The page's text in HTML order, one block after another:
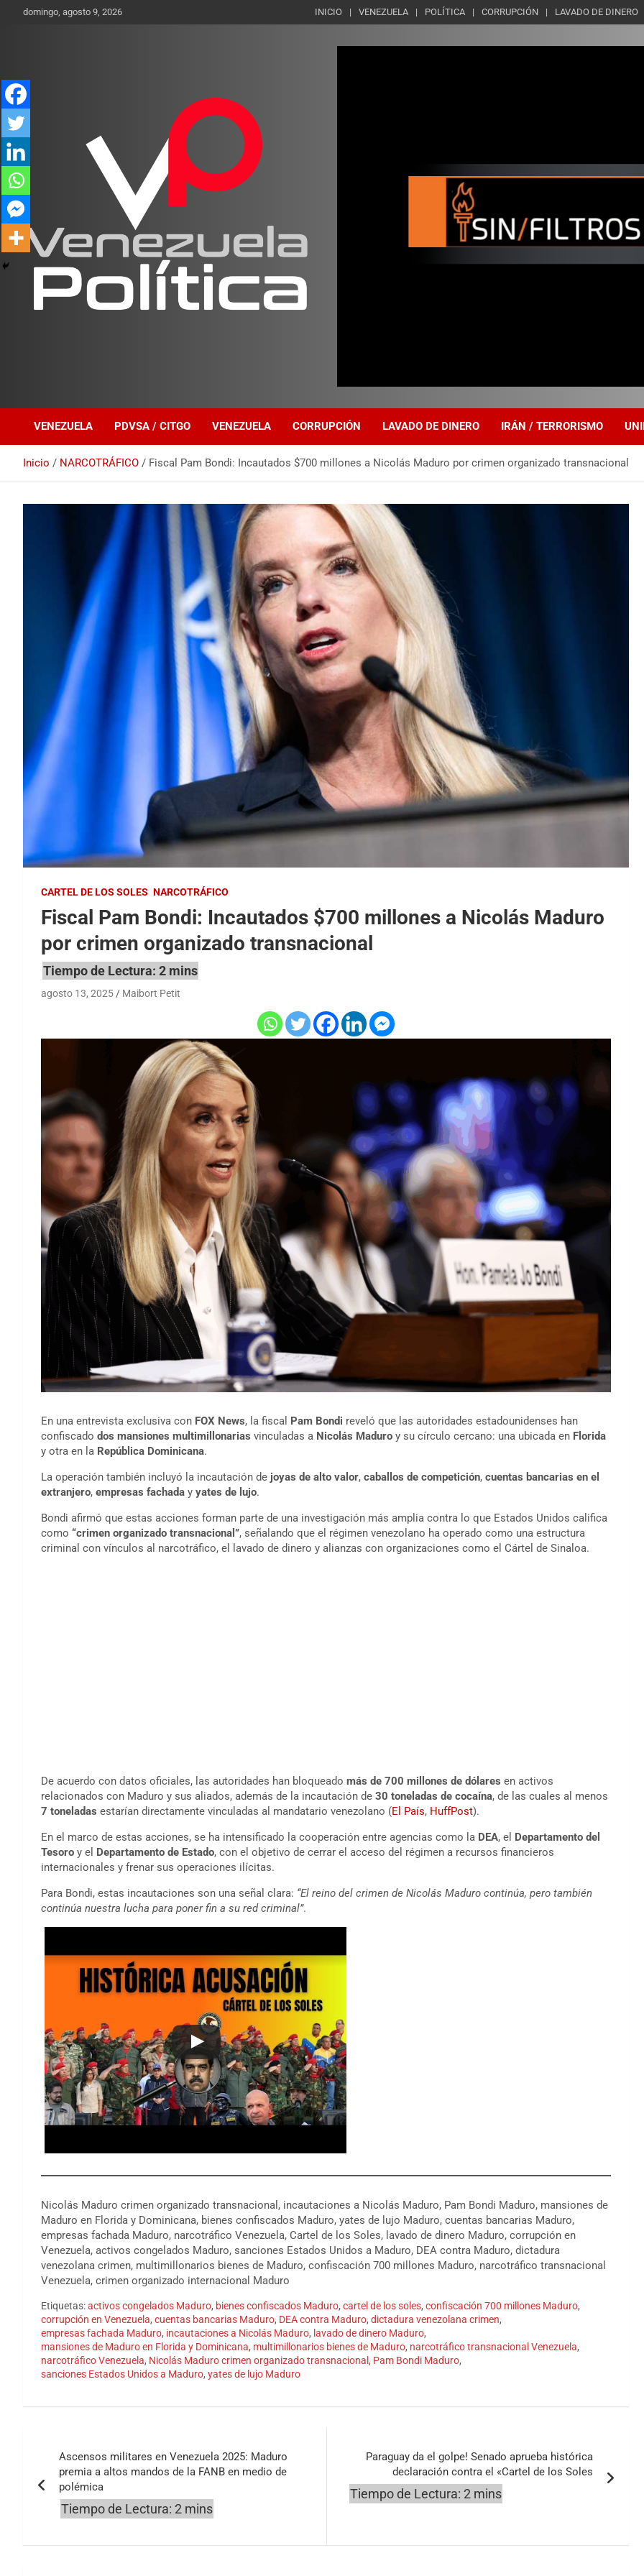
Saltardomingo, agosto 9, 2026 INICIO VENEZUELA POLÍTICA CORRUPCIÓN LAVADO DE DINERO
VENEZUELA PDVSA / CITGO VENEZUELA CORRUPCIÓN LAVADO DE DINERO IRÁN / TERRORISMO
Inicio NARCOTRÁFICO Fiscal Pam Bondi: Incautados $700 millones a Nicolás Maduro por crimen organizado transnacional
CARTEL DE LOS SOLES NARCOTRÁFICO
Fiscal Pam Bondi: Incautados $700 millones a Nicolás Maduro
por crimen organizado transnacional
agosto 13, 2025 Maibort Petit
En una entrevista exclusiva con FOX News, la fiscal Pam Bondi reveló que las autoridades estadounidenses han
confiscado dos mansiones multimillonarias vinculadas a Nicolás Maduro y su círculo cercano: una ubicada en Florida
y otra en la República Dominicana.
La operación también incluyó la incautación de joyas de alto valor, caballos de competición, cuentas bancarias en el
extranjero, empresas fachada y yates de lujo.
Bondi afirmó que estas acciones forman parte de una investigación más amplia contra lo que Estados Unidos califica
como “crimen organizado transnacional”, señalando que el régimen venezolano ha operado como una estructura
criminal con vínculos al narcotráfico, el lavado de dinero y alianzas con organizaciones como el Cártel de Sinaloa.
De acuerdo con datos oficiales, las autoridades han bloqueado más de 700 millones de dólares en activos
relacionados con Maduro y sus aliados, además de la incautación de 30 toneladas de cocaína, de las cuales al menos
7 toneladas estarían directamente vinculadas al mandatario venezolano (El País, HuffPost).
En el marco de estas acciones, se ha intensificado la cooperación entre agencias como la DEA, el Departamento del
Tesoro y el Departamento de Estado, con el objetivo de cerrar el acceso del régimen a recursos financieros
internacionales y frenar sus operaciones ilícitas.
Para Bondi, estas incautaciones son una señal clara: “El reino del crimen de Nicolás Maduro continúa, pero también
continúa nuestra lucha para poner fin a su red criminal”.
Nicolás Maduro crimen organizado transnacional, incautaciones a Nicolás Maduro, Pam Bondi Maduro, mansiones de
Maduro en Florida y Dominicana, bienes confiscados Maduro, yates de lujo Maduro, cuentas bancarias Maduro,
empresas fachada Maduro, narcotráfico Venezuela, Cartel de los Soles, lavado de dinero Maduro, corrupción en
Venezuela, activos congelados Maduro, sanciones Estados Unidos a Maduro, DEA contra Maduro, dictadura
venezolana crimen, multimillonarios bienes de Maduro, confiscación 700 millones Maduro, narcotráfico transnacional
Venezuela, crimen organizado internacional Maduro
Etiquetas:activos congelados Maduro, bienes confiscados Maduro, cartel de los soles, confiscación 700 millones Maduro,
corrupción en Venezuela, cuentas bancarias Maduro, DEA contra Maduro, dictadura venezolana crimen,
empresas fachada Maduro, incautaciones a Nicolás Maduro, lavado de dinero Maduro,
mansiones de Maduro en Florida y Dominicana, multimillonarios bienes de Maduro, narcotráfico transnacional Venezuela,
narcotráfico Venezuela, Nicolás Maduro crimen organizado transnacional , Pam Bondi Maduro,
sanciones Estados Unidos a Maduro, yates de lujo Maduro
entradas
Ascensos militares en Venezuela 2025: Maduro
premia a altos mandos de la FANB en medio de
polémica
Paraguay da el golpe! Senado aprueba histórica
declaración contra el «Cartel de los Soles